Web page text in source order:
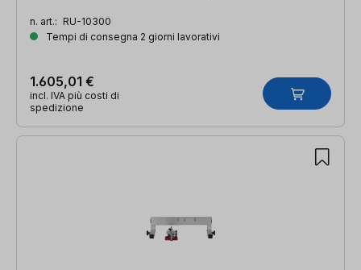
n. art.: RU-10300
Tempi di consegna 2 giorni lavorativi
1.605,01 €
incl. IVA più costi di
spedizione